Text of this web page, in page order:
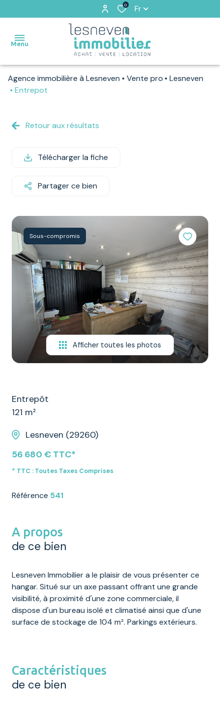
0 Fr
Menu
ACCUEIL
VENDUS
NOS
LOCATIONS
ESTIMATION
NOTRE
ÉQUIPE
CONTACT
Agence immobilière à Lesneven Vente pro
Lesneven
Entrepot
Retour aux résultats
Télécharger la fiche
Partager ce bien
Sous-compromis
Afficher toutes les photos
Entrepôt
121 m²
Lesneven (29260)
56 680 € TTC*
* TTC : Toutes Taxes Comprises
Référence 541
A propos
de ce bien
Lesneven Immobilier a le plaisir de vous présenter ce
hangar. Situé sur un axe passant offrant une grande
visibilité, à proximité d'une zone commerciale, il
dispose d'un bureau isolé et climatisé ainsi que d'une
surface de stockage de 104 m². Parkings extérieurs.
Caractéristiques
de ce bien